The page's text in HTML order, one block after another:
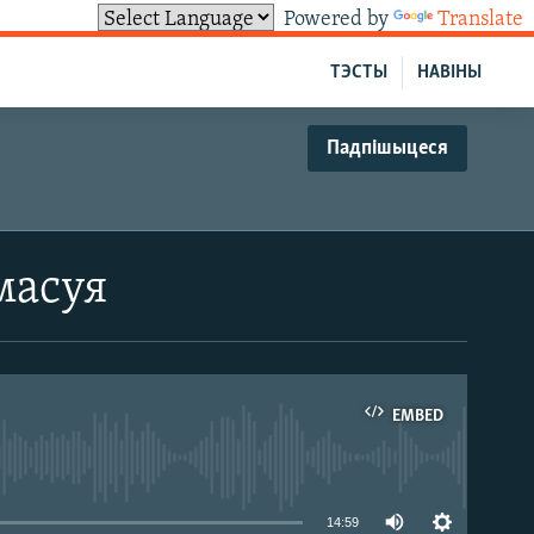
Powered by Translate
НАВІНЫ
ТЭСТЫ
Падпішыцеся
EMBED
14:59